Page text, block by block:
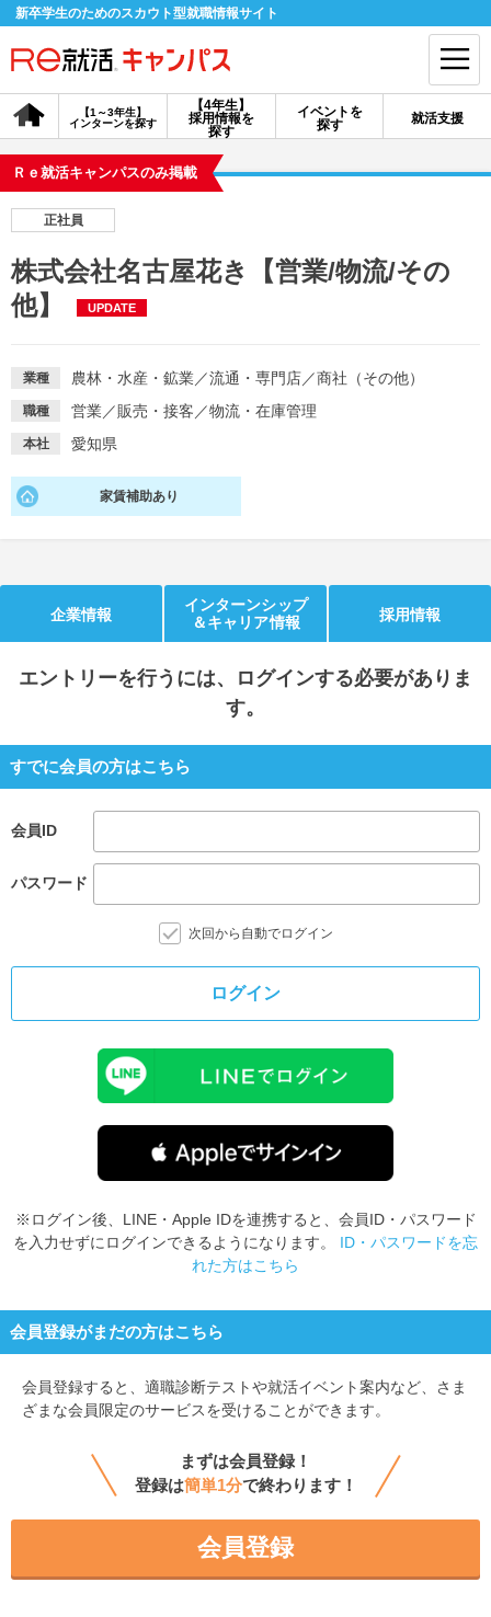
新卒学生のためのスカウト型就職情報サイト
【4年生】
採用情報を
探す
【1～3年生】
インターンを探す
イベントを
探す
就活支援
会員登録 ログイン
探す
【4年生】
イベントを探す スカウト
就活ノウハウ・サポート
あなたに合う仕事を診断！
就活チャンネル
動画で対策講座をチェック
就活ニュースペーパー よくある質問
Ｒｅ就活キャンパスのみ掲載
正社員
株式会社名古屋花き【営業/物流/その
他】
UPDATE
業種 農林・水産・鉱業／流通・専門店／商社（その他）
職種 営業／販売・接客 ／物流・在庫管理
本社 愛知県
家賃補助あり
企業情報
インターンシップ
＆キャリア情報
採用情報
エントリーを行うには、ログインする必要がありま
す。
すでに会員の方はこちら
会員ID
パスワード
次回から自動でログイン
ログイン
※ログイン後、LINE・Apple IDを連携すると、会員ID・パスワード
を入力せずにログインできるようになります。 ID・パスワードを忘
れた方はこちら
会員登録がまだの方はこちら
会員登録すると、 適職診断テストや就活イベント案内など、さま
ざまな会員限定のサービスを受けることができます。
まずは会員登録！
登録は簡単1分で終わります！
会員登録